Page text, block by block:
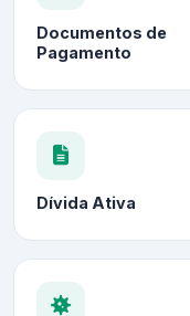
Documentos de
Pagamento
Dívida Ativa